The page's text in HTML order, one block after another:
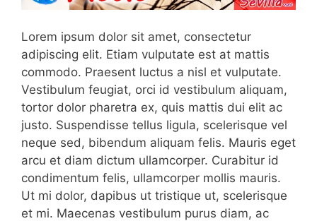
Lorem ipsum dolor sit amet, consectetur
adipiscing elit. Etiam vulputate est at mattis
commodo. Praesent luctus a nisl et vulputate.
Vestibulum feugiat, orci id vestibulum aliquam,
tortor dolor pharetra ex, quis mattis dui elit ac
justo. Suspendisse tellus ligula, scelerisque vel
neque sed, bibendum aliquam felis. Mauris eget
arcu et diam dictum ullamcorper. Curabitur id
condimentum felis, ullamcorper mollis mauris.
Ut mi dolor, dapibus ut tristique ut, scelerisque
et mi. Maecenas vestibulum purus diam, ac